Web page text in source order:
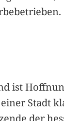
ist
Stadt